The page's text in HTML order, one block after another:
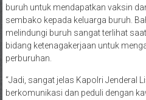
buruh untuk mendapatkan vaksin
sembako kepada keluarga buruh.
melindungi buruh sangat terlihat
bidang ketenagakerjaan untuk
perburuhan.
“Jadi, sangat jelas Kapolri Jenderal
berkomunikasi dan peduli dengan